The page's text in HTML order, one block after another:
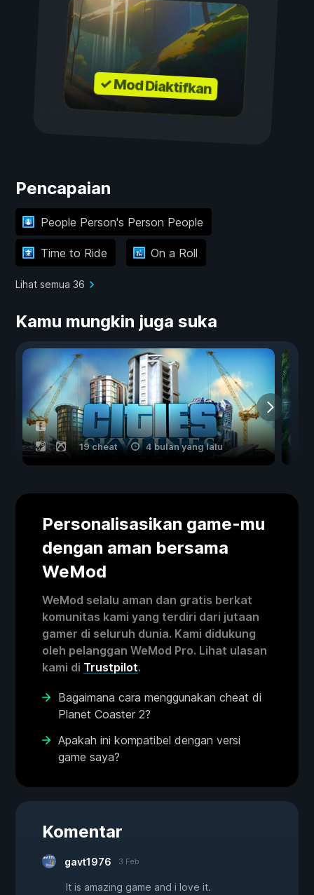
✓ Mod Diaktifkan
Pencapaian
People Person's Person People
Time to Ride On a Roll
Lihat semua 36
Kamu mungkin juga suka
19 cheat 4 bulan yang lalu
Personalisasikan game-mu
dengan aman bersama
WeMod
WeMod selalu aman dan gratis berkat
komunitas kami yang terdiri dari jutaan
gamer di seluruh dunia. Kami didukung
oleh pelanggan WeMod Pro. Lihat ulasan
kami di Trustpilot.
Bagaimana cara menggunakan cheat di
Planet Coaster 2?
Apakah ini kompatibel dengan versi
game saya?
Komentar
gavt1976 3 Feb
It is amazing game and i love it.